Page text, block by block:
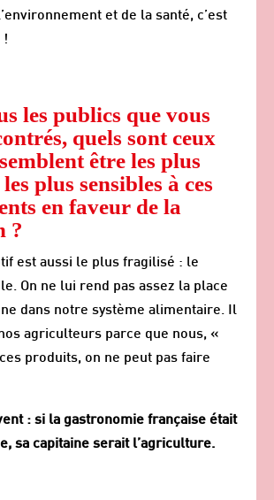
et de la santé, c’est
!
les publics que vous
quels sont ceux
être les plus
plus sensibles à ces
en faveur de la
?
est aussi le plus fragilisé : le
On ne lui rend pas assez la place
dans notre système alimentaire. Il
agriculteurs parce que nous, «
produits, on ne peut pas faire
: si la gastronomie française était
sa capitaine serait l’agriculture.